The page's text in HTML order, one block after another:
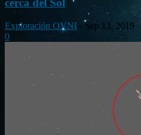
cerca del Sol
Exploración OVNI - Sep 13, 2019
0